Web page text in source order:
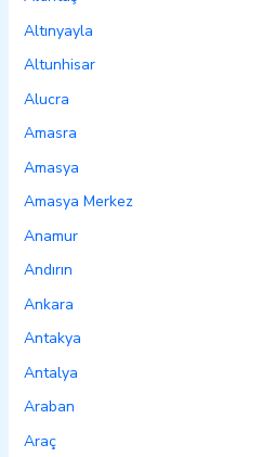
Altınyayla
Altunhisar
Alucra
Amasra
Amasya
Amasya Merkez
Anamur
Andırın
Ankara
Antakya
Antalya
Araban
Araç